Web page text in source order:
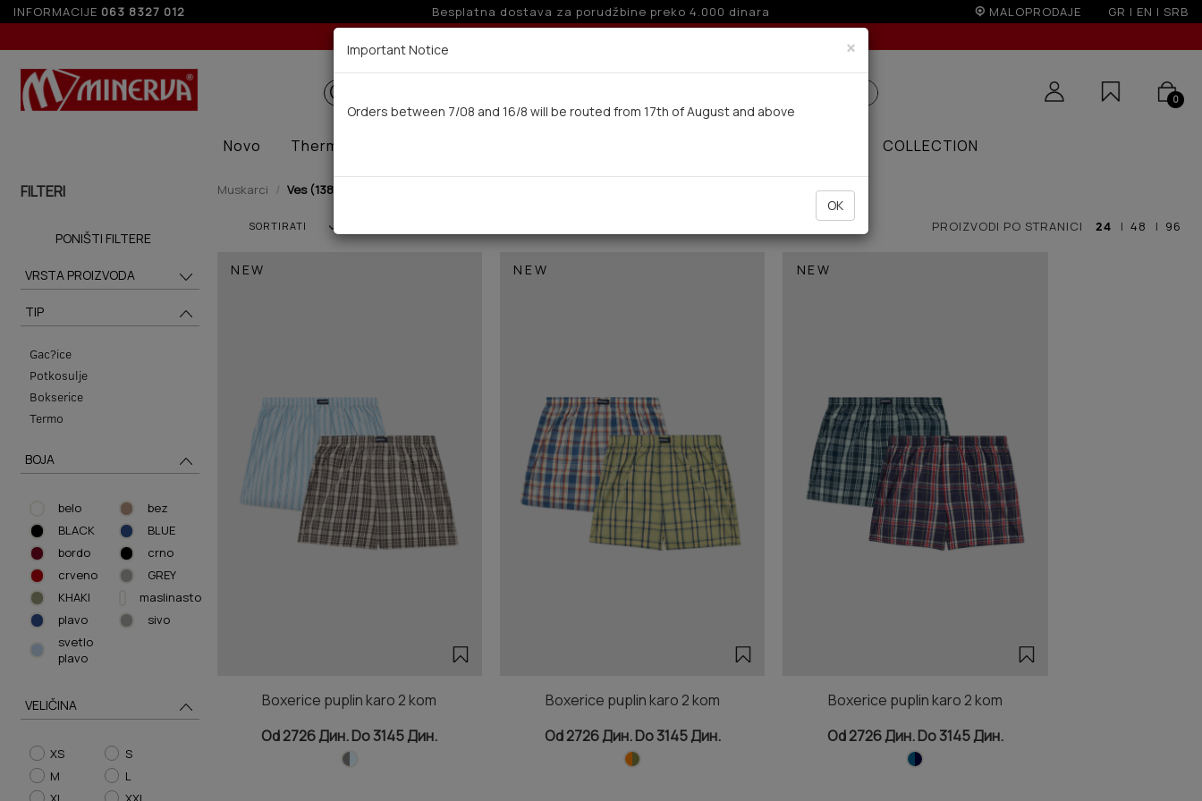
INFORMACIJE 063 8327 012 10% popusta za porudžbine preko 24.000 dinara MALOPRODAJE GR | EN | SRB
Dostava u roku od 10 radnih dana
0
Novo Thermal COLLECTION
FILTERI
PONIŠTI FILTERE
VRSTA PROIZVODA
TIP
Gac?ice
Potkosulje
Bokserice
Termo
BOJA
belo
BLACK
bordo
crveno
KHAKI
plavo
svetlo
plavo
bez
BLUE
crno
GREY
maslinasto
sivo
VELIČINA
XS
M
S
L
Muskarci Ves (138)
SORTIRATI PROIZVODI PO STRANICI 24 | 48 | 96
NEW
Boxerice puplin karo 2 kom
Od 2726 Дин. Do 3145 Дин.
NEW
Boxerice puplin karo 2 kom
Od 2726 Дин. Do 3145 Дин.
NEW
Boxerice puplin karo 2 kom
Od 2726 Дин. Do 3145 Дин.
×
Important Notice
Orders between 7/08 and 16/8 will be routed from 17th of August and above
OK